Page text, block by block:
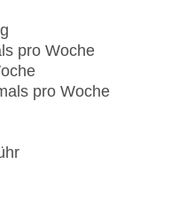
beheizbar,
beheizbar,
Wasserspielen“: ohne
beheizbar:
5,
Babypool,
pro Woche
pro Woche